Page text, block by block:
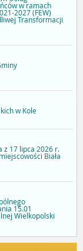
w ramach
2027 (FEW)
Transformacji
w Kole
z 17 lipca 2026 r.
Biała
15.01
Wielkopolski